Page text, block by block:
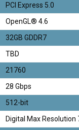
PCI Express 5.0
OpenGL® 4.6
32GB GDDR7
TBD
21760
28 Gbps
512-bit
Digital Max Resolution